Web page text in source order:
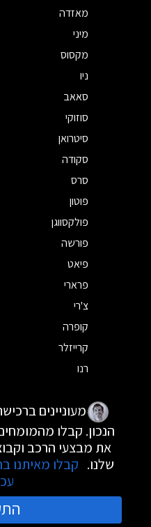
מאזדה
מיני
מקסוס
ניו
סאאב
סוזוקי
סיטרואן
סקודה
סרס
פוטון
פולקסווגן
פורשה
פיאט
פרארי
צ'רי
קופרה
קרייזלר
רנו
מעוניינים
הנכון. קבלו
את מבצעי הרכב
שלנו. קבלו מאיתנו